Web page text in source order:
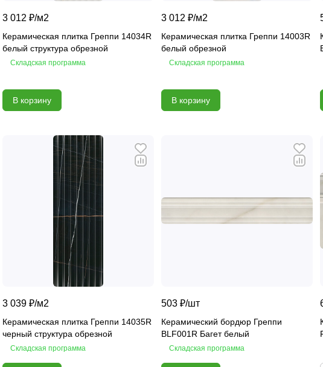
3 012 ₽/м2
Керамическая плитка Греппи 14034R
белый структура обрезной
Складская программа
В корзину
3 012 ₽/м2
Керамическая плитка Греппи 14003R
белый обрезной
Складская программа
В корзину
3 039 ₽/м2
Керамическая плитка Греппи 14035R
черный структура обрезной
Складская программа
503 ₽/шт
Керамический бордюр Греппи
BLF001R Багет белый
Складская программа